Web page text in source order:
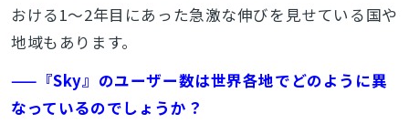
おける1～2年目にあった急激な伸びを見せている国や
地域もあります。
——『Sky』のユーザー数は世界各地でどのように異
なっているのでしょうか？